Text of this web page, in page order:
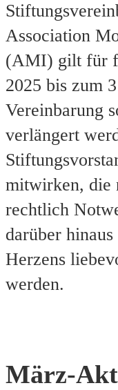
Association
(AMI) gilt für
2025 bis zum
Vereinbarung
verlängert
mitwirken, die
rechtlich
darüber
Herzens
werden.
März-